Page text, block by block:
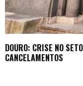
DOURO: CRISE NO
CANCELAMENTOS